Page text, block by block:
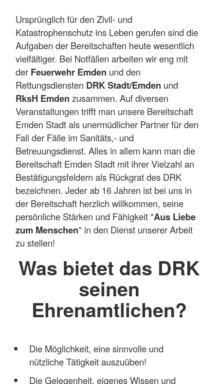
Ursprünglich für den Zivil- und
Katastrophenschutz ins Leben gerufen sind die
Aufgaben der Bereitschaften heute wesentlich
vielfältiger. Bei Notfällen arbeiten wir eng mit
der Feuerwehr Emden und den
Rettungsdiensten DRK Stadt/Emden und
RksH Emden zusammen. Auf diversen
Veranstaltungen trifft man unsere Bereitschaft
Emden Stadt als unermüdlicher Partner für den
Fall der Fälle im Sanitäts,- und
Betreuungsdienst. Alles in allem kann man die
Bereitschaft Emden Stadt mit ihrer Vielzahl an
Bestätigungsfeldern als Rückgrat des DRK
bezeichnen. Jeder ab 16 Jahren ist bei uns in
der Bereitschaft herzlich willkommen, seine
persönliche Stärken und Fähigkeit "Aus Liebe
zum Menschen" in den Dienst unserer Arbeit
zu stellen!
Was bietet das DRK
seinen
Ehrenamtlichen?
Die Möglichkeit, eine sinnvolle und
nützliche Tätigkeit auszuüben!
Die Gelegenheit, eigenes Wissen und